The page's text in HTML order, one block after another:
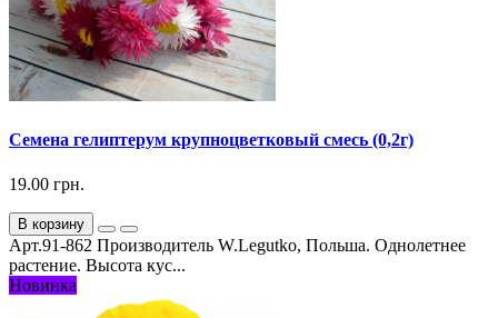
Семена гелиптерум крупноцветковый смесь (0,2г)
19.00 грн.
В корзину
Арт.91-862 Производитель W.Legutko, Польша. Однолетнее
растение. Высота кус...
Новинка